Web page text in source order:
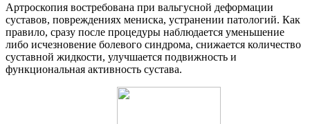
Артроскопия востребована при вальгусной деформации
суставов, повреждениях мениска, устранении патологий. Как
правило, сразу после процедуры наблюдается уменьшение
либо исчезновение болевого синдрома, снижается количество
суставной жидкости, улучшается подвижность и
функциональная активность сустава.